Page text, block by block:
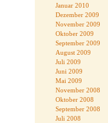
Januar 2010
Dezember 2009
November 2009
Oktober 2009
September 2009
August 2009
Juli 2009
Juni 2009
Mai 2009
November 2008
Oktober 2008
September 2008
Juli 2008